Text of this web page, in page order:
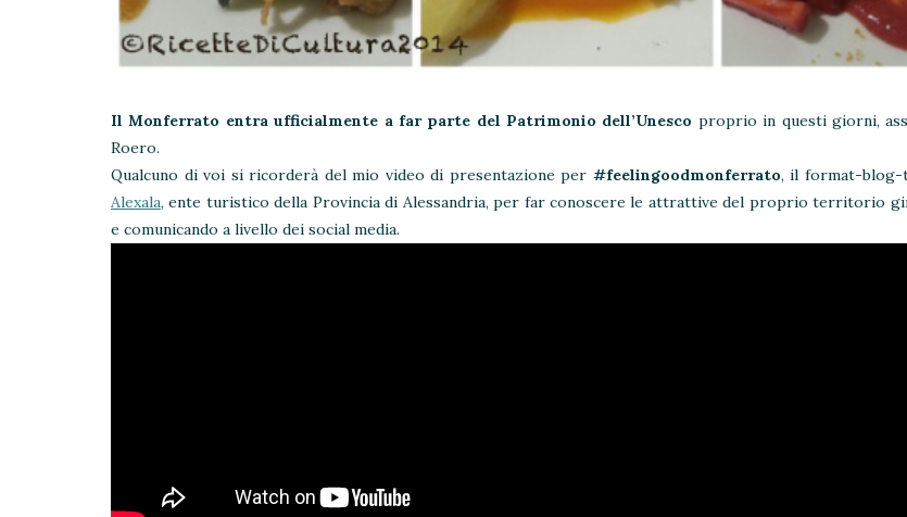
Il Monferrato entra ufficialmente a far parte del Patrimonio dell’Unesco proprio in questi giorni,
Roero.
Qualcuno di voi si ricorderà del mio video di presentazione per #feelingoodmonferrato, il format-blog-
Alexala, ente turistico della Provincia di Alessandria, per far conoscere le attrattive del proprio territorio
e comunicando a livello dei social media.